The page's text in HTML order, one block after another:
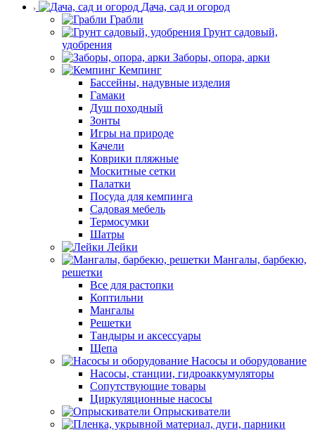
Дача, сад и огород
Грабли
Грунт садовый,
удобрения
Заборы, опора, арки
Кемпинг
Бассейны, надувные изделия
Гамаки
Душ походный
Зонты
Игры на природе
Качели
Коврики пляжные
Москитные сетки
Палатки
Посуда для кемпинга
Садовая мебель
Термосумки
Шатры
Лейки
Мангалы, барбекю,
решетки
Все для растопки
Коптильни
Мангалы
Решетки
Тандыры и аксессуары
Щепа
Насосы и оборудование
Насосы, станции, гидроаккумуляторы
Сопутствующие товары
Циркуляционные насосы
Опрыскиватели